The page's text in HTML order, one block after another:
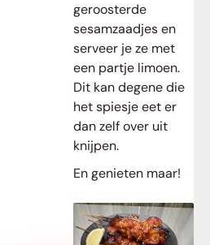
geroosterde
sesamzaadjes en
serveer je ze met
een partje limoen.
Dit kan degene die
het spiesje eet er
dan zelf over uit
knijpen.
En genieten maar!